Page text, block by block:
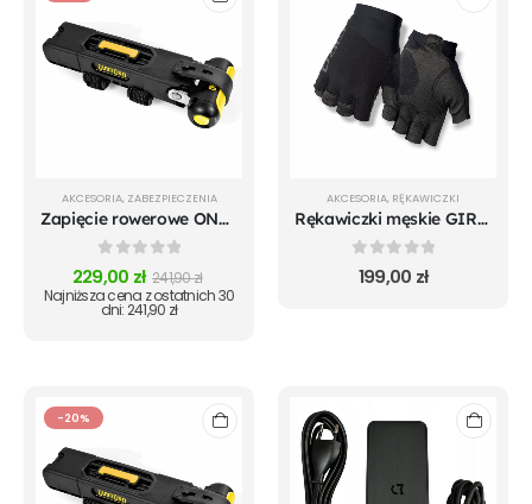
AKCESORIA, ZABEZPIECZENIA
Zapięcie rowerowe ONGUARD Link Plate Lock REVOLVER X4P 8129 SKŁADANE - 112,5cm - 5 x Klucze z kodem
0 out of 5
229,00 zł 241,90zł
Najniższa cena z ostatnich 30
dni: 241,90 zł
AKCESORIA RĘKAWICZKI
Rękawiczki męskie GIRO ZERO CS krótki palec black
0out of 5
199,00 zł
-20%